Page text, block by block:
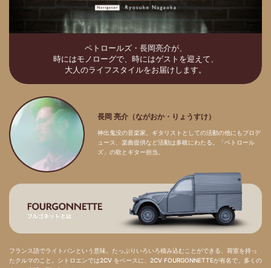
ペトロールズ・長岡亮介が、
時にはモノローグで、時にはゲストを迎えて、
大人のライフスタイルをお届けします。
長岡 亮介（ながおか・りょうすけ）
神出鬼没の音楽家。ギタリストとしての活動の他にもプロデ
ュース、楽曲提供など活動は多岐にわたる。「ペトロール
ズ」の歌とギター担当。
フランス語でライトバンという意味。たっぷりいろいろ積み込むことができる、荷室を持っ
たクルマのこと。シトロエンでは2CV をベースに、2CV FOURGONNETTEが有名で、多くの